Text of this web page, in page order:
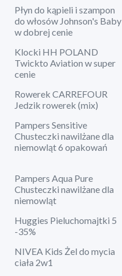
Płyn do kąpieli i szampon
do włosów Johnson's Baby
w dobrej cenie
Klocki HH POLAND
Twickto Aviation w super
cenie
Rowerek CARREFOUR
Jedzik rowerek (mix)
Pampers Sensitive
Chusteczki nawilżane dla
niemowląt 6 opakowań
Pampers Aqua Pure
Chusteczki nawilżane dla
niemowląt
Huggies Pieluchomajtki 5
-35%
NIVEA Kids Żel do mycia
ciała 2w1